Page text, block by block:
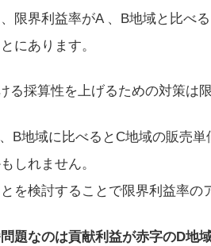
限界利益率がA 、B地域と比べ
にあります。
る採算性を上げるための対策は
B地域に比べるとC地域の販売
しれません。
を検討することで限界利益率の
題なのは貢献利益が赤字のD地